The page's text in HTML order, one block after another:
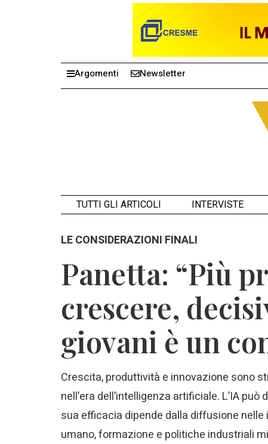
Argomenti Newsletter
TUTTI GLI ARTICOLI INTERVISTE
LE CONSIDERAZIONI FINALI
Panetta: “Più
crescere,
giovani è un
Crescita, produttività e innovazione sono
nell’era dell’intelligenza artificiale. L’IA
sua efficacia dipende dalla diffusione
umano, formazione e politiche industriali